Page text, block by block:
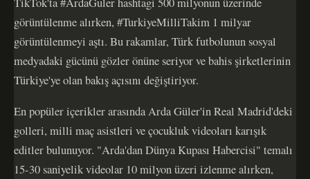
görüntülenme alırken, #TurkiyeMilliTakim 1 milyar
görüntülenmeyi aştı. Bu rakamlar, Türk futbolunun sosyal
medyadaki gücünü gözler önüne seriyor ve bahis şirketlerinin
Türkiye'ye olan bakış açısını değiştiriyor.
En popüler içerikler arasında Arda Güler'in Real Madrid'deki
golleri, milli maç asistleri ve çocukluk videoları karışık
editler bulunuyor. "Arda'dan Dünya Kupası Habercisi" temalı
15-30 saniyelik videolar 10 milyon üzeri izlenme alırken,